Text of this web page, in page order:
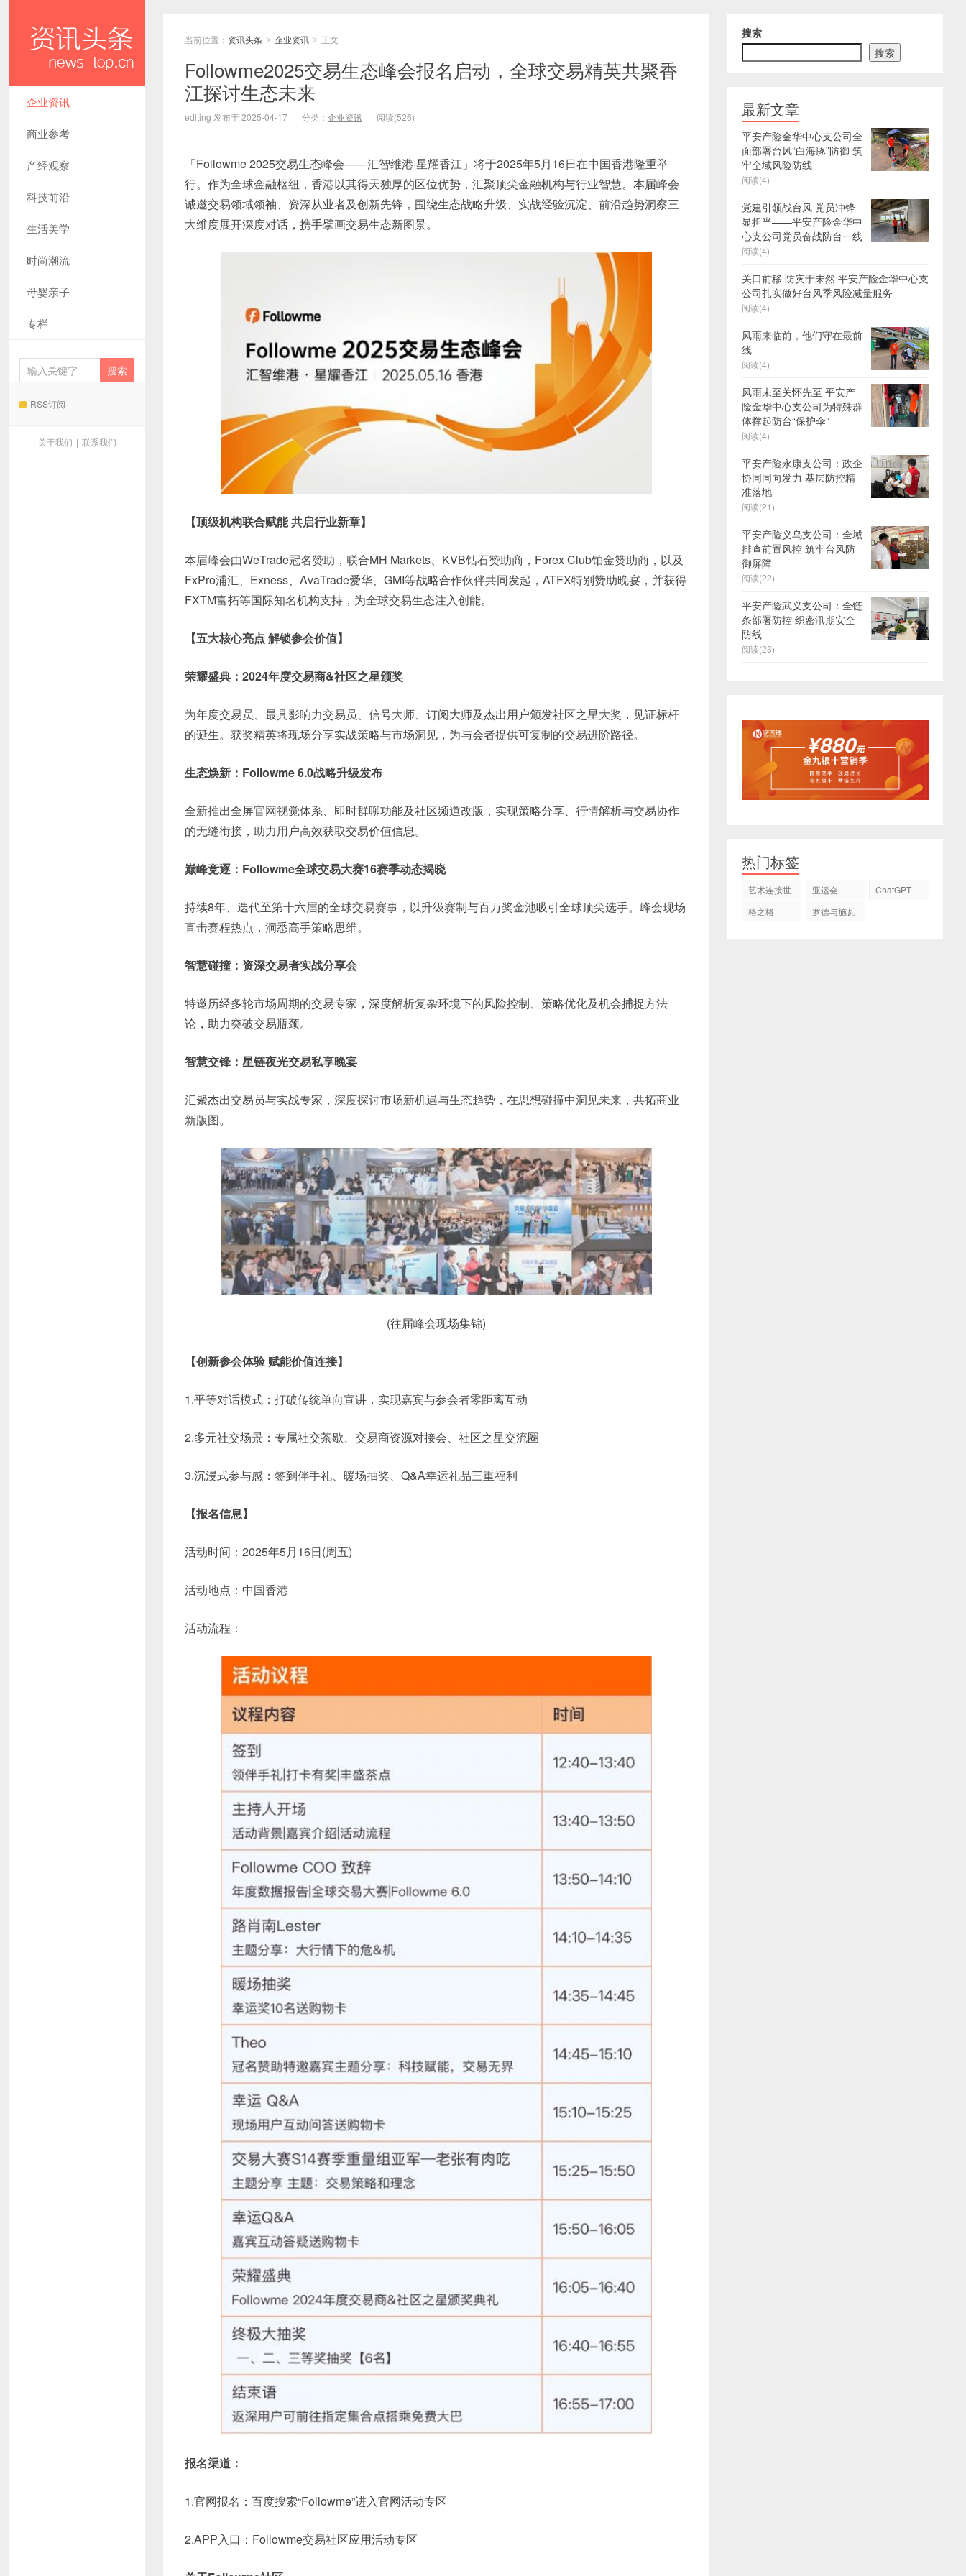
企业资讯
商业参考
产经观察
科技前沿
生活美学
时尚潮流
母婴亲子
专栏
RSS订阅
关于我们 | 联系我们
当前位置： 资讯头条 > 企业资讯 > 正文
Followme2025交易生态峰会报名启动，全球交易精英共聚香
江探讨生态未来
editing 发布于 2025-04-17 分类： 企业资讯 阅读(526)
「Followme 2025交易生态峰会——汇智维港·星耀香江」将于2025年5月16日在中国香港隆重举
行。作为全球金融枢纽，香港以其得天独厚的区位优势，汇聚顶尖金融机构与行业智慧。本届峰会
诚邀交易领域领袖、资深从业者及创新先锋，围绕生态战略升级、实战经验沉淀、前沿趋势洞察三
大维度展开深度对话，携手擘画交易生态新图景。
【顶级机构联合赋能 共启行业新章】
本届峰会由WeTrade冠名赞助，联合MH Markets、KVB钻石赞助商，Forex Club铂金赞助商，以及
FxPro浦汇、Exness、AvaTrade爱华、GMI等战略合作伙伴共同发起，ATFX特别赞助晚宴，并获得
FXTM富拓等国际知名机构支持，为全球交易生态注入创能。
【五大核心亮点 解锁参会价值】
荣耀盛典：2024年度交易商&社区之星颁奖
为年度交易员、最具影响力交易员、信号大师、订阅大师及杰出用户颁发社区之星大奖，见证标杆
的诞生。获奖精英将现场分享实战策略与市场洞见，为与会者提供可复制的交易进阶路径。
生态焕新：Followme 6.0战略升级发布
全新推出全屏官网视觉体系、即时群聊功能及社区频道改版，实现策略分享、行情解析与交易协作
的无缝衔接，助力用户高效获取交易价值信息。
巅峰竞逐：Followme全球交易大赛16赛季动态揭晓
持续8年、迭代至第十六届的全球交易赛事，以升级赛制与百万奖金池吸引全球顶尖选手。峰会现场
直击赛程热点，洞悉高手策略思维。
智慧碰撞：资深交易者实战分享会
特邀历经多轮市场周期的交易专家，深度解析复杂环境下的风险控制、策略优化及机会捕捉方法
论，助力突破交易瓶颈。
智慧交锋：星链夜光交易私享晚宴
汇聚杰出交易员与实战专家，深度探讨市场新机遇与生态趋势，在思想碰撞中洞见未来，共拓商业
新版图。
(往届峰会现场集锦)
【创新参会体验 赋能价值连接】
1.平等对话模式：打破传统单向宣讲，实现嘉宾与参会者零距离互动
2.多元社交场景：专属社交茶歇、交易商资源对接会、社区之星交流圈
3.沉浸式参与感：签到伴手礼、暖场抽奖、Q&A幸运礼品三重福利
【报名信息】
活动时间：2025年5月16日(周五)
活动地点：中国香港
活动流程：
报名渠道：
1.官网报名：百度搜索“Followme”进入官网活动专区
2.APP入口：Followme交易社区应用活动专区
搜索
搜索
最新文章
平安产险金华中心支公司全
面部署台风“白海豚”防御 筑
牢全域风险防线
阅读(4)
党建引领战台风 党员冲锋
显担当——平安产险金华中
心支公司党员奋战防台一线
阅读(4)
关口前移 防灾于未然 平安产险金华中心支
公司扎实做好台风季风险减量服务
阅读(4)
风雨来临前，他们守在最前
线
阅读(4)
风雨未至关怀先至 平安产
险金华中心支公司为特殊群
体撑起防台“保护伞”
阅读(4)
平安产险永康支公司：政企
协同同向发力 基层防控精
准落地
阅读(21)
平安产险义乌支公司：全域
排查前置风控 筑牢台风防
御屏障
阅读(22)
平安产险武义支公司：全链
条部署防控 织密汛期安全
防线
阅读(23)
热门标签
艺术连接世
亚运会
ChatGPT
格之格
罗德与施瓦